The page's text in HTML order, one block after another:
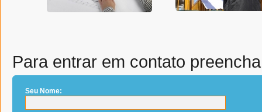
Para entrar em contato
Seu Nome: